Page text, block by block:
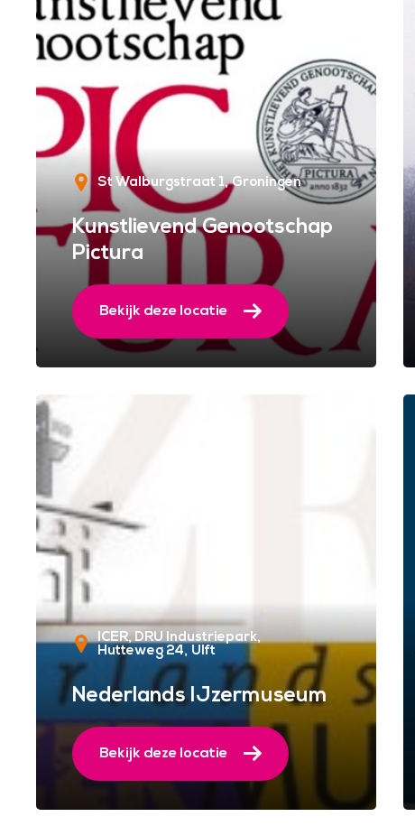
St Walburgstraat 1 Groningen
Kunstlievend Genootschap
Pictura
Bekijk deze locatie
ICER, DRU Industriepark,
Hutteweg 24 Ulft
Nederlands IJzermuseum
Bekijk deze locatie